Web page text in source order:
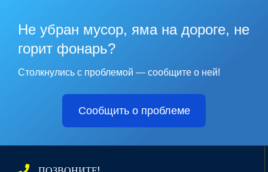
Не убран мусор, яма на дороге, не
горит фонарь?
Столкнулись с проблемой — сообщите о ней!
Сообщить о проблеме